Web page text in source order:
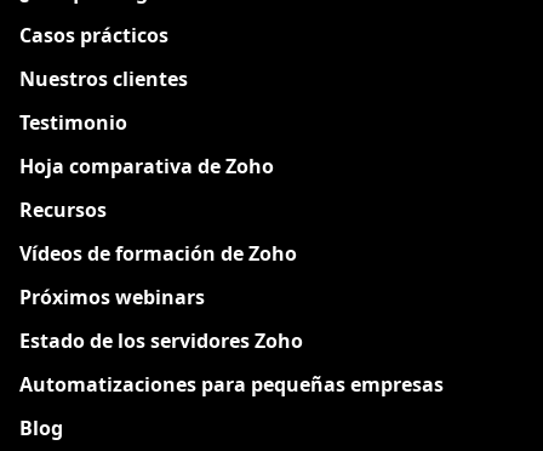
Casos prácticos
Nuestros clientes
Testimonio
Hoja comparativa de Zoho
Recursos
Vídeos de formación de Zoho
Próximos webinars
Estado de los servidores Zoho
Automatizaciones para pequeñas empresas
Blog